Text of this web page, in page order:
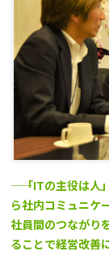
―― 「ITの主役は人
ら社内コミュニケ
社員間のつながり
ることで経営改善